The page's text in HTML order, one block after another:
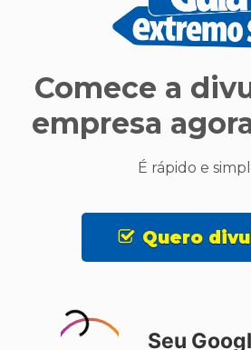
Comece a
empresa
É rápido e
Quero